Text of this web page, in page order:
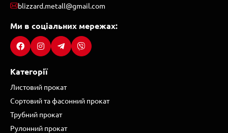
blizzard.metall@gmail.com
Ми в соціальних мережах:
Категорії
Листовий прокат
Сортовий та фасонний прокат
Трубний прокат
Рулонний прокат